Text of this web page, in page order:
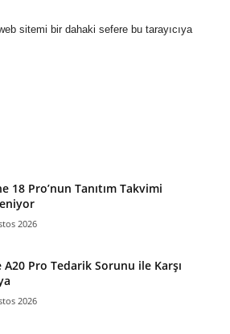
sitemi bir dahaki sefere bu tarayıcıya
18 Pro’nun Tanıtım Takvimi
2026
A20 Pro Tedarik Sorunu ile Karşı
2026